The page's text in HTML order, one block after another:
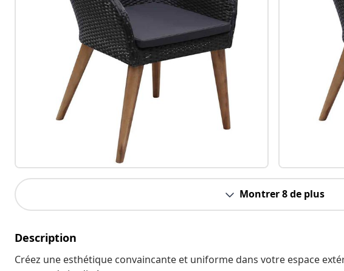
Montrer 8 de plus
Description
Créez une esthétique convaincante et uniforme dans votre espace